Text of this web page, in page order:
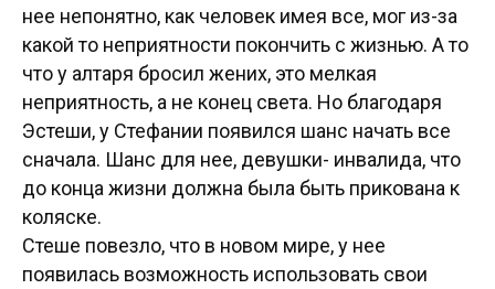
нее непонятно, как человек имея все, мог из-за
какой то неприятности покончить с жизнью. А то
что у алтаря бросил жених, это мелкая
неприятность, а не конец света. Но благодаря
Эстеши, у Стефании появился шанс начать все
сначала. Шанс для нее, девушки- инвалида, что
до конца жизни должна была быть прикована к
коляске.
Стеше повезло, что в новом мире, у нее
появилась возможность использовать свои